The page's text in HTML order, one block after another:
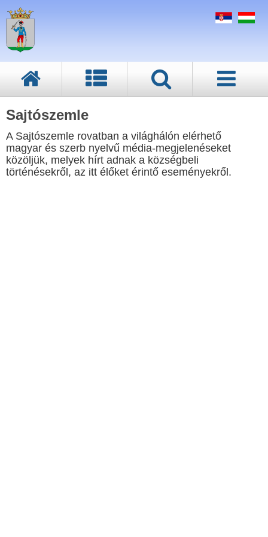
Sajtószemle
A Sajtószemle rovatban a világhálón elérhető
magyar és szerb nyelvű média-megjelenéseket
közöljük, melyek hírt adnak a községbeli
történésekről, az itt élőket érintő eseményekről.